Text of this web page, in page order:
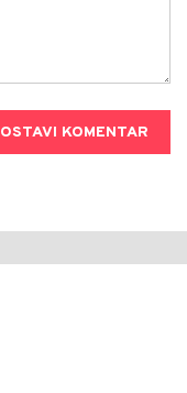
OSTAVI KOMENTAR